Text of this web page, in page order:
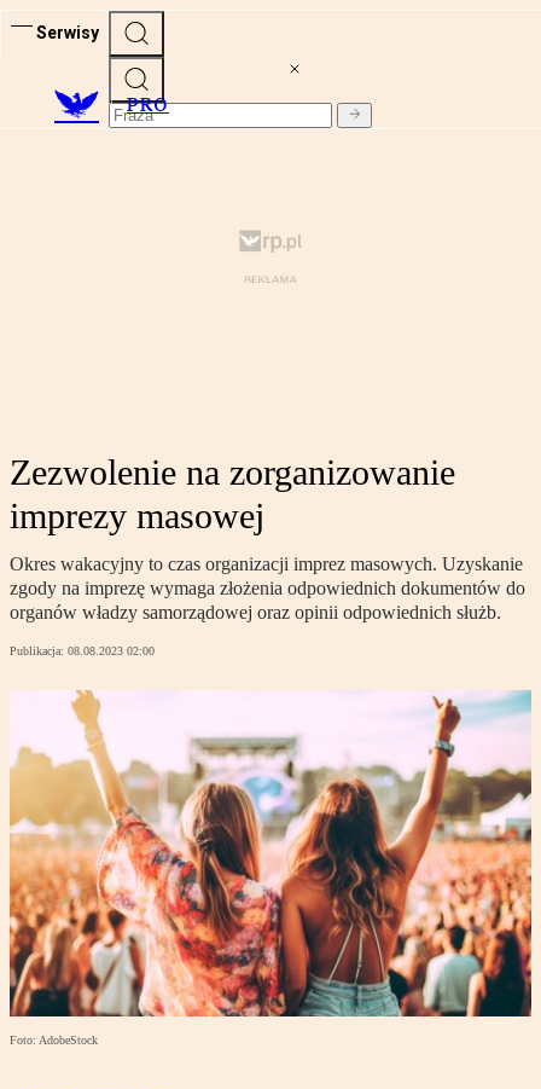
Serwisy
PRO
Zezwolenie na zorganizowanie
imprezy masowej
Okres wakacyjny to czas organizacji imprez masowych. Uzyskanie
zgody na imprezę wymaga złożenia odpowiednich dokumentów do
organów władzy samorządowej oraz opinii odpowiednich służb.
Publikacja: 08.08.2023 02:00
Foto: AdobeStock